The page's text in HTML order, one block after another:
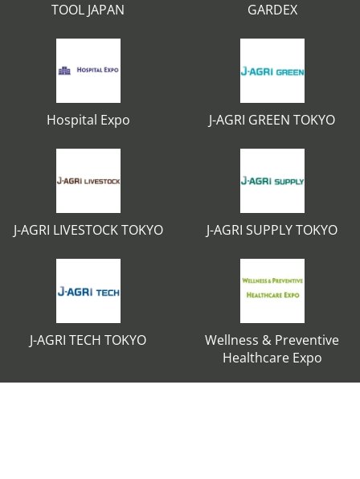
TOOL JAPAN GARDEX
Hospital Expo J-AGRI GREEN TOKYO
J-AGRI LIVESTOCK TOKYO J-AGRI SUPPLY TOKYO
J-AGRI TECH TOKYO
Wellness & Preventive
Healthcare Expo